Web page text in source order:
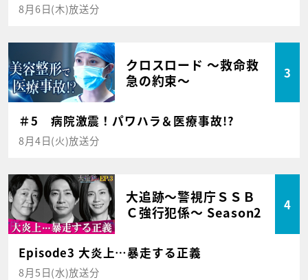
8月6日(木)放送分
クロスロード ～救命救
急の約束～
3
＃5 病院激震！パワハラ＆医療事故!?
8月4日(火)放送分
大追跡～警視庁ＳＳＢ
Ｃ強行犯係～ Season2
4
Episode3 大炎上…暴走する正義
8月5日(水)放送分